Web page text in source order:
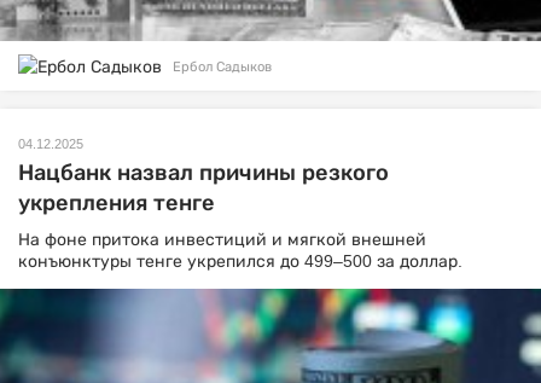
Ербол Садыков
04.12.2025
Нацбанк назвал причины резкого
укрепления тенге
На фоне притока инвестиций и мягкой внешней
конъюнктуры тенге укрепился до 499–500 за доллар.